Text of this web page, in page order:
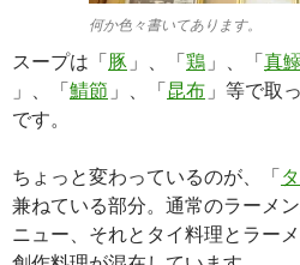
何か色々書いてあります。
スープは「豚 」、「鶏 」、「真
」、「鯖節 」、「昆布 」等で取
です。
ちょっと変わっているのが、「
兼ねている部分。通常のラーメ
ニュー、それとタイ料理とラー